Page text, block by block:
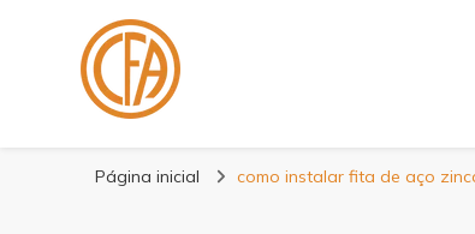
Blog
Página inicial como instalar fita de aço